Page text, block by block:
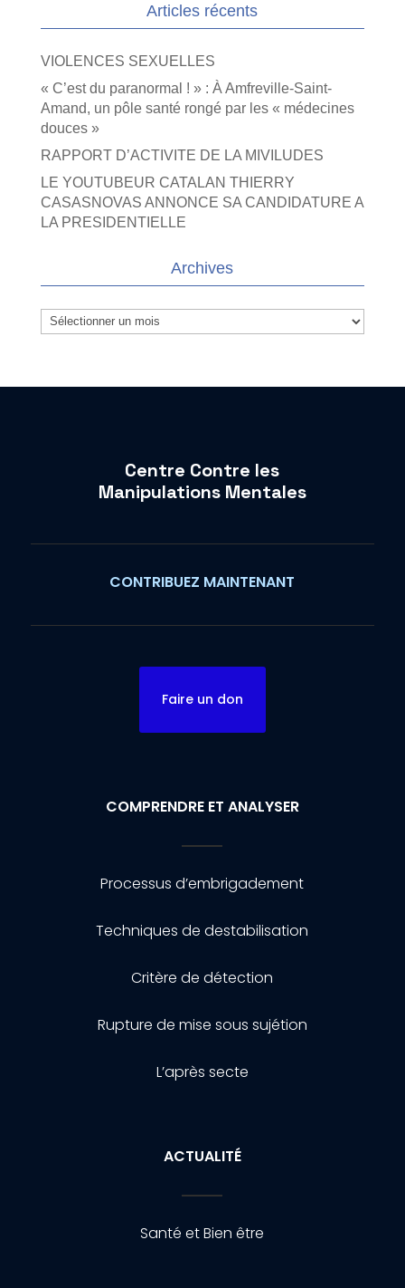
Articles récents
VIOLENCES SEXUELLES
« C’est du paranormal ! » : À Amfreville-Saint-
Amand, un pôle santé rongé par les « médecines
douces »
RAPPORT D’ACTIVITE DE LA MIVILUDES
LE YOUTUBEUR CATALAN THIERRY
CASASNOVAS ANNONCE SA CANDIDATURE A
LA PRESIDENTIELLE
Archives
Archives
Centre Contre les
Manipulations Mentales
CONTRIBUEZ MAINTENANT
Faire un don
COMPRENDRE ET ANALYSER
Processus d’embrigadement
Techniques de destabilisation
Critère de détection
Rupture de mise sous sujétion
L’après secte
ACTUALITÉ
Santé et Bien être